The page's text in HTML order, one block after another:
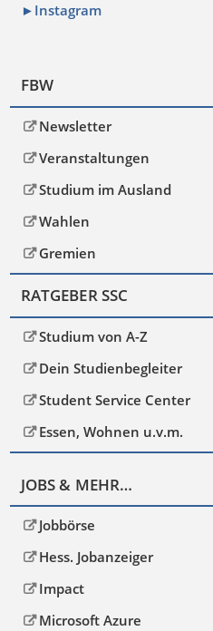
►Instagram
FBW
Newsletter
Veranstaltungen
Studium im Ausland
Wahlen
Gremien
RATGEBER SSC
Studium von A-Z
Dein Studienbegleiter
Student Service Center
Essen, Wohnen u.v.m.
JOBS & MEHR…
Jobbörse
Hess. Jobanzeiger
Impact
Microsoft Azure